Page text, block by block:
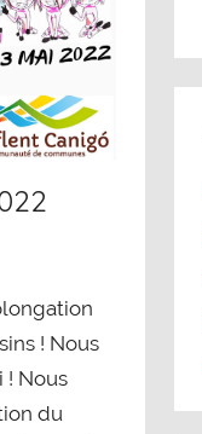
! Nous
! Nous
du